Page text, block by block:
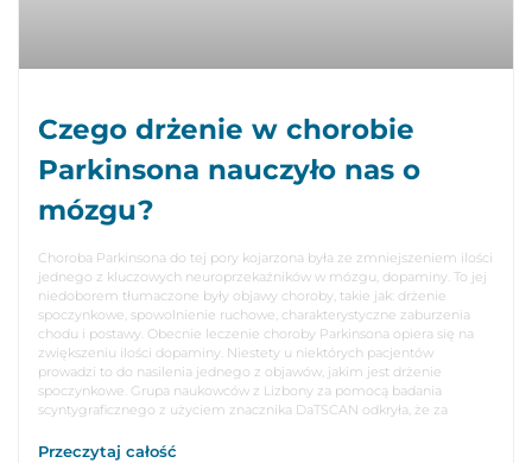
Czego drżenie w chorobie
Parkinsona nauczyło nas o
mózgu?
Choroba Parkinsona do tej pory kojarzona była ze zmniejszeniem ilości
jednego z kluczowych neuroprzekaźników w mózgu, dopaminy. To jej
niedoborem tłumaczone były objawy choroby, takie jak: drżenie
spoczynkowe, spowolnienie ruchowe, charakterystyczne zaburzenia
chodu i postawy. Obecnie leczenie choroby Parkinsona opiera się na
zwiększeniu ilości dopaminy. Niestety u niektórych pacjentów
prowadzi to do nasilenia jednego z objawów, jakim jest drżenie
spoczynkowe. Grupa naukowców z Lizbony za pomocą badania
scyntygraficznego z użyciem znacznika DaTSCAN odkryła, że za
Przeczytaj całość